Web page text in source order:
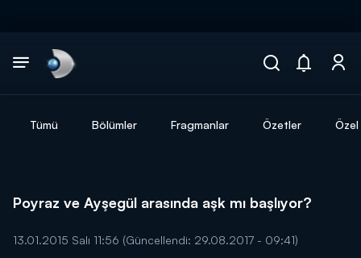
Tümü Bölümler Fragmanlar Özetler
Poyraz ve Ayşegül arasında aşk mı başlıyor?
13.01.2015 Salı 11:56 (Güncellendi: 29.08.2017 - 09:41)